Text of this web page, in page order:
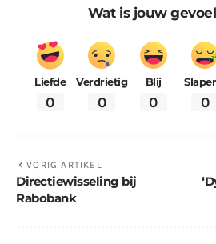
Wat is jouw
Liefde
0
Verdrietig
0
Blij
0 0
VORIG ARTIKEL
Directiewisseling bij
Rabobank